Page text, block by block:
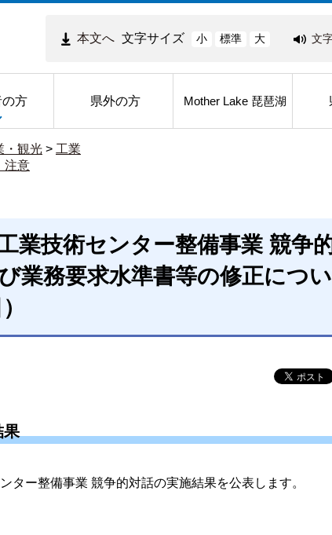
本文へ 文字サイズ 小 標準 大 文
方 県外の方 Mother Lake 琵琶湖
・観光 > 工業
注意
業技術センター整備事業 競争
業務要求水準書等の修正につ
果
ター整備事業 競争的対話の実施結果を公表します。